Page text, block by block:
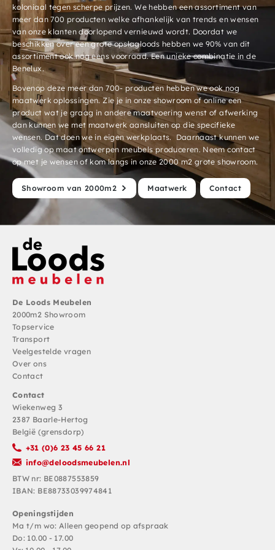
koloniaal tegen scherpe prijzen. We hebben een assortiment van
meer dan 700 producten welke afhankelijk van trends en wensen
van onze klanten doorlopend vernieuwd wordt. Doordat we
beschikken over een grote opslagloods hebben we 90% van dit
assortiment ook nog eens voorraad. Een unieke combinatie in de
Benelux.
Bovenop deze meer dan 700- producten hebben we ook nog
maatwerk oplossingen. Zie je in onze showroom of online een
product wat je graag in andere maatvoering wenst of afwerking
dan kunnen we met maatwerk aansluiten op die specifieke
wensen. Dat doen we in eigen werkplaats. Daarnaast kunnen we
volledig op maat ontwerpen meubels produceren. Neem contact
op met je wensen of kom langs in onze 2000 m2 grote showroom.
Showroom van 2000m2 Maatwerk Contact
De Loods Meubelen
2000m2 Showroom
Topservice
Transport
Veelgestelde vragen
Over ons
Contact
Contact
Wiekenweg 3
2387 Baarle-Hertog
België (grensdorp)
+31 (0)6 23 45 66 21
info@deloodsmeubelen.nl
BTW nr: BE0887553859
IBAN: BE88733039974841
Openingstijden
Ma t/m wo: Alleen geopend op afspraak
Do: 10.00 - 17.00